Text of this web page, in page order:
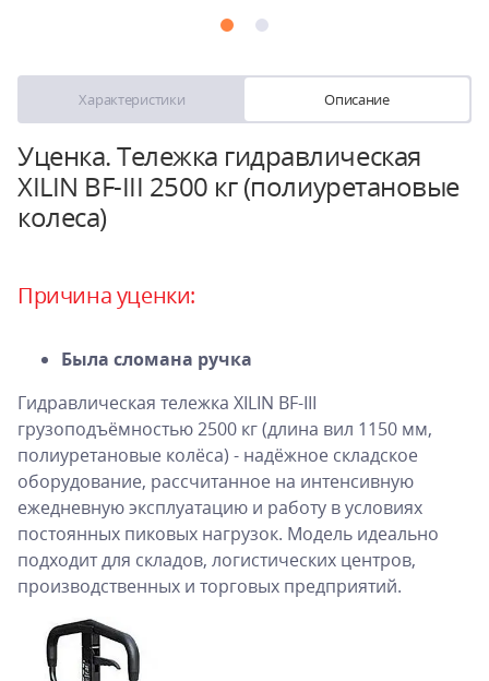
Характеристики Описание
Уценка. Тележка гидравлическая
XILIN BF-III 2500 кг (полиуретановые
колеса)
Причина уценки:
Была сломана ручка
Гидравлическая тележка XILIN BF-III
грузоподъёмностью 2500 кг (длина вил 1150 мм,
полиуретановые колёса) - надёжное складское
оборудование, рассчитанное на интенсивную
ежедневную эксплуатацию и работу в условиях
постоянных пиковых нагрузок. Модель идеально
подходит для складов, логистических центров,
производственных и торговых предприятий.